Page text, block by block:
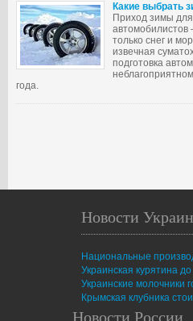
Какие выбрать
Приход зимы для
автомобилистов
только снег и
извечная
подготовка
года.
Новости
Национальные
Украинская курятина
Украинские молочники
Крымская клубника
Новости России